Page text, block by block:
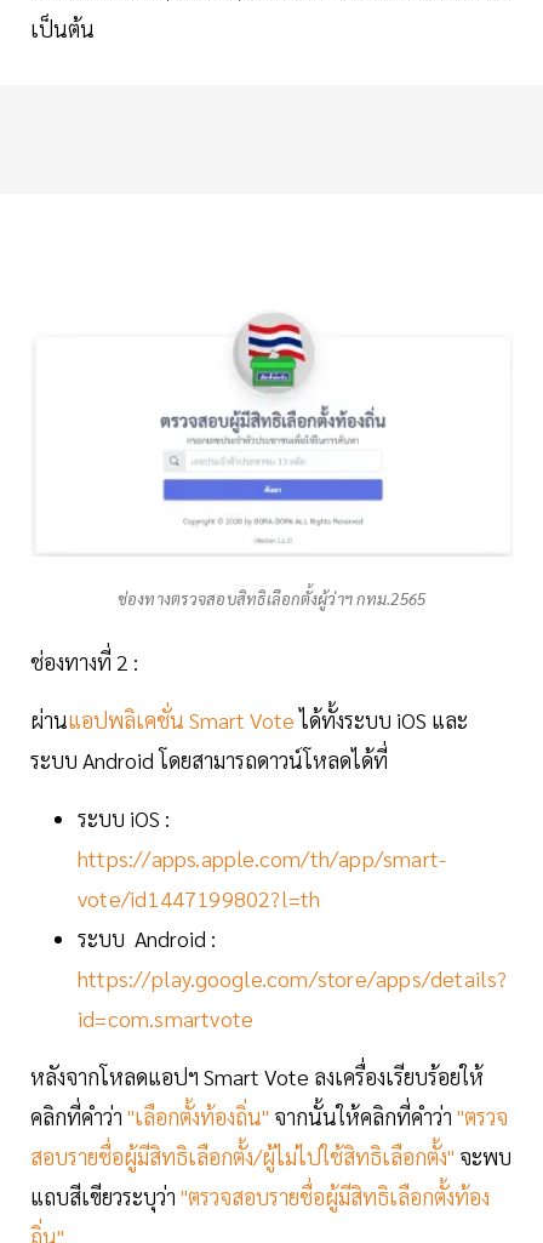
เป็นต้น
ช่องทางตรวจสอบสิทธิเลือกตั้งผู้ว่าฯ กทม.2565
ช่องทางที่ 2 :
ผ่านแอปพลิเคชั่น Smart Voteได้ทั้งระบบ iOS และ
ระบบ Android โดยสามารถดาวน์โหลดได้ที่
ระบบ iOS :
https://apps.apple.com/th/app/smart-
vote/id1447199802?l=th
ระบบ Android :
https://play.google.com/store/apps/details?
id=com.smartvote
หลังจากโหลดแอปฯ Smart Vote ลงเครื่องเรียบร้อยให้
คลิกที่คำว่า "เลือกตั้งท้องถิ่น" จากนั้นให้คลิกที่คำว่า "ตรวจ
สอบรายชื่อผู้มีสิทธิเลือกตั้ง/ผู้ไม่ไปใช้สิทธิเลือกตั้ง" จะพบ
แถบสีเขียวระบุว่า "ตรวจสอบรายชื่อผู้มีสิทธิเลือกตั้งท้อง
ถิ่น"